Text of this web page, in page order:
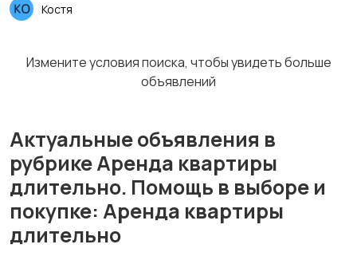
Костя
Измените условия поиска, чтобы увидеть больше
объявлений
Актуальные объявления в
рубрике Аренда квартиры
длительно. Помощь в выборе и
покупке: Аренда квартиры
длительно